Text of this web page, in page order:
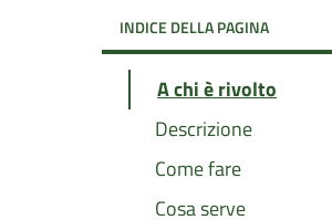
INDICE DELLA PAGINA
A chi è rivolto
Descrizione
Come fare
Cosa serve